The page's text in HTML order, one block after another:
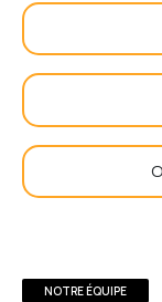
NOTRE ÉQUIPE